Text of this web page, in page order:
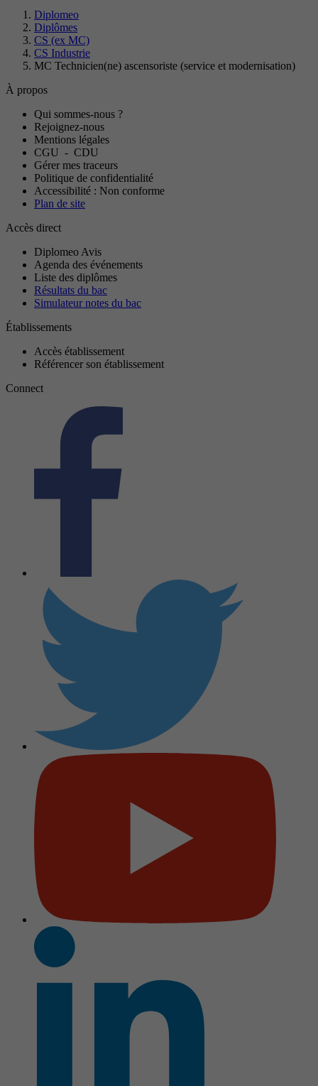
Diplomeo
Diplômes
CS (ex MC)
CS Industrie
MC Technicien(ne) ascensoriste (service et modernisation)
À propos
Qui sommes-nous ?
Rejoignez-nous
Mentions légales
CGU - CDU
Gérer mes traceurs
Politique de confidentialité
Accessibilité : Non conforme
Plan de site
Accès direct
Diplomeo Avis
Agenda des événements
Liste des diplômes
Résultats du bac
Simulateur notes du bac
Établissements
Accès établissement
Référencer son établissement
Connect